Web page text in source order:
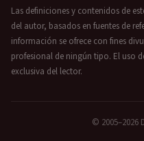
Las definiciones y contenidos de
del autor, basados en fuentes de
información se ofrece con fines
profesional de ningún tipo. El uso
exclusiva del lector.
© 2005–2026